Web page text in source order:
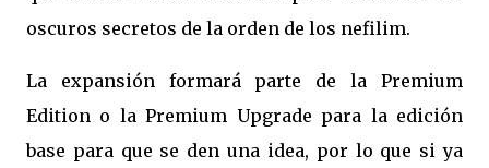
oscuros secretos de la orden de los nefilim.
La expansión formará parte de la Premium
Edition o la Premium Upgrade para la edición
base para que se den una idea, por lo que si ya